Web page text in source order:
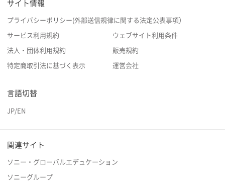
サイト情報
プライバシーポリシー(外部送信規律に関する法定公表事項）
サービス利用規約 ウェブサイト利用条件
法人・団体利用規約 販売規約
特定商取引法に基づく表示 運営会社
言語切替
JP/EN
関連サイト
ソニー・グローバルエデュケーション
ソニーグループ